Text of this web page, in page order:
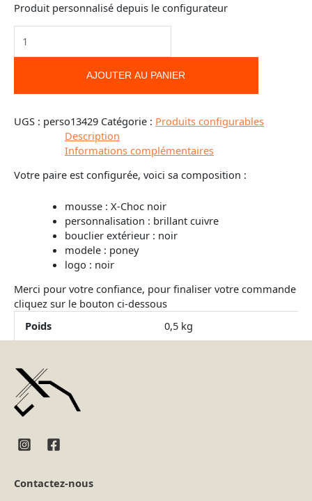
Produit personnalisé depuis le configurateur
AJOUTER AU PANIER
UGS : perso13429 Catégorie : Produits configurables
Description
Informations complémentaires
Votre paire est configurée, voici sa composition :
mousse : X-Choc noir
personnalisation : brillant cuivre
bouclier extérieur : noir
modele : poney
logo : noir
Merci pour votre confiance, pour finaliser votre commande
cliquez sur le bouton ci-dessous
Poids
0,5 kg
Contactez-nous